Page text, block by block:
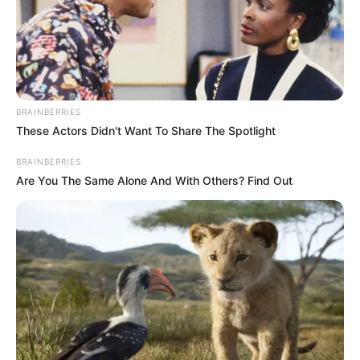
BRAINBERRIES
These Actors Didn't Want To Share The Spotlight
BRAINBERRIES
Are You The Same Alone And With Others? Find Out